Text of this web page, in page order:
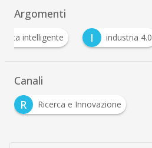
Argomenti
intelligente I industria 4.0
Canali
R
Ricerca e Innovazione